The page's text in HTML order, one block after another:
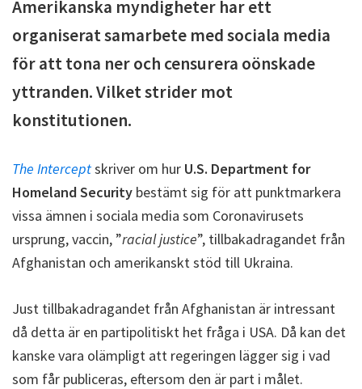
Amerikanska myndigheter har ett
organiserat samarbete med sociala media
för att tona ner och censurera oönskade
yttranden. Vilket strider mot
konstitutionen.
The Interceptskriver om hur U.S. Department for
Homeland Security bestämt sig för att punktmarkera
vissa ämnen i sociala media som Coronavirusets
ursprung, vaccin, ”racial justice”, tillbakadragandet från
Afghanistan och amerikanskt stöd till Ukraina.
Just tillbakadragandet från Afghanistan är intressant
då detta är en partipolitiskt het fråga i USA. Då kan det
kanske vara olämpligt att regeringen lägger sig i vad
som får publiceras, eftersom den är part i målet.